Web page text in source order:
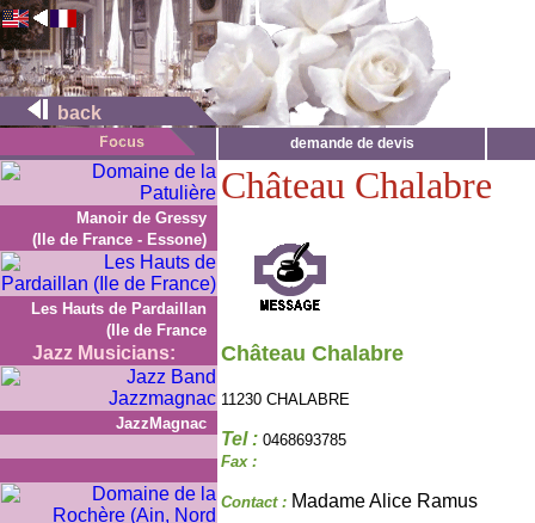
back
demande de devis
Manoir de Gressy
(Ile de France - Essone)
Les Hauts de Pardaillan
(Ile de France
Jazz Musicians:
JazzMagnac
Château Chalabre
Château Chalabre
11230 CHALABRE
Tel : 0468693785
Fax :
Contact : Madame Alice Ramus